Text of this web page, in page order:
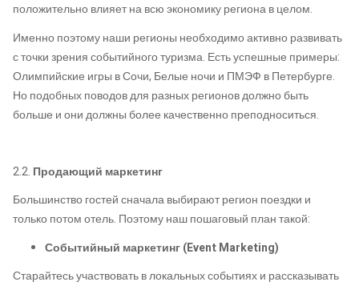
положительно влияет на всю экономику региона в целом.
Именно поэтому наши регионы необходимо активно развивать
с точки зрения событийного туризма. Есть успешные примеры:
Олимпийские игры в Сочи, Белые ночи и ПМЭФ в Петербурге.
Но подобных поводов для разных регионов должно быть
больше и они должны более качественно преподноситься.
2.2. Продающий маркетинг
Большинство гостей сначала выбирают регион поездки и
только потом отель. Поэтому наш пошаговый план такой:
Событийный маркетинг (Event Marketing)
Старайтесь участвовать в локальных событиях и рассказывать